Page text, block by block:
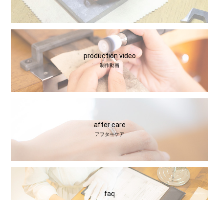
production video
制作動画
after care
アフターケア
faq